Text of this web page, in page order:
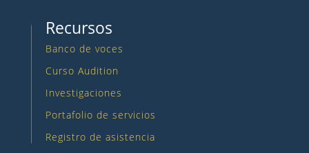
Recursos
Banco de voces
Curso Audition
Investigaciones
Portafolio de servicios
Registro de asistencia